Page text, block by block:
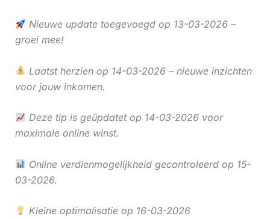
Nieuwe update toegevoegd op 13-03-2026 –
groei mee!
Laatst herzien op 14-03-2026 – nieuwe inzichten
voor jouw inkomen.
Deze tip is geüpdatet op 14-03-2026 voor
maximale online winst.
Online verdienmogelijkheid gecontroleerd op 15-
03-2026.
Kleine optimalisatie op 16-03-2026